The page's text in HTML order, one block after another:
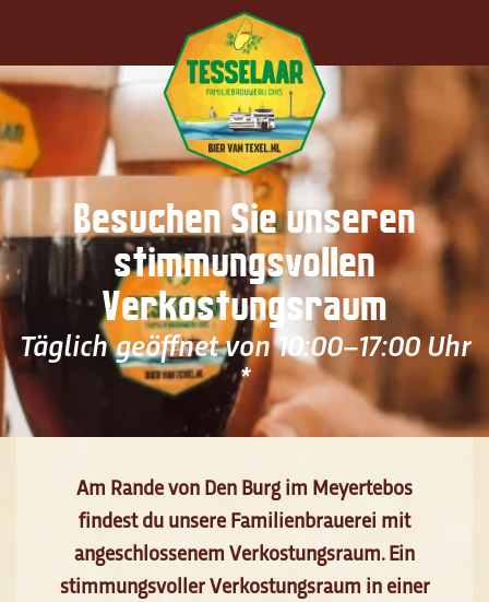
Zum Hauptinhalt springen
Besuchen Sie unseren
stimmungsvollen
Verkostungsraum
Täglich geöffnet von 10:00–17:00 Uhr
*
Am Rande von Den Burg im Meyertebos
findest du unsere Familienbrauerei mit
angeschlossenem Verkostungsraum. Ein
stimmungsvoller Verkostungsraum in einer